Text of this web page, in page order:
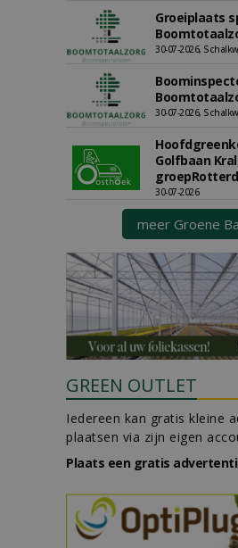
Groeiplaats
30-07-2026,
30-07-2026,
Golfbaan
30-07-2026
meer Groene
GREEN OUTLET
Iedereen kan gratis kleine
plaatsen via zijn eigen
Plaats een gratis